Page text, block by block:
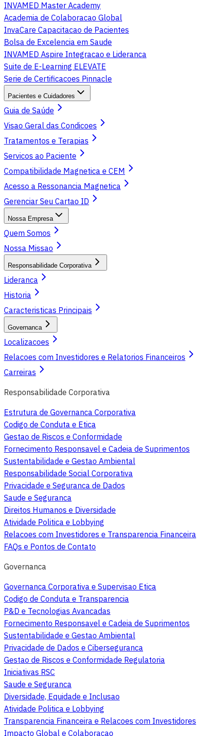
INVAMED Master Academy
Academia de Colaboracao Global
InvaCare Capacitacao de Pacientes
Bolsa de Excelencia em Saude
INVAMED Aspire Integracao e Lideranca
Suite de E-Learning ELEVATE
Serie de Certificacoes Pinnacle
Pacientes e Cuidadores
Guia de Saúde
Visao Geral das Condicoes
Tratamentos e Terapias
Servicos ao Paciente
Compatibilidade Magnetica e CEM
Acesso a Ressonancia Magnetica
Gerenciar Seu Cartao ID
Nossa Empresa
Quem Somos
Nossa Missao
Responsabilidade Corporativa
Lideranca
Historia
Caracteristicas Principais
Governanca
Localizacoes
Relacoes com Investidores e Relatorios Financeiros
Carreiras
Responsabilidade Corporativa
Estrutura de Governanca Corporativa
Codigo de Conduta e Etica
Gestao de Riscos e Conformidade
Fornecimento Responsavel e Cadeia de Suprimentos
Sustentabilidade e Gestao Ambiental
Responsabilidade Social Corporativa
Privacidade e Seguranca de Dados
Saude e Seguranca
Direitos Humanos e Diversidade
Atividade Politica e Lobbying
Relacoes com Investidores e Transparencia Financeira
FAQs e Pontos de Contato
Governanca
Governanca Corporativa e Supervisao Etica
Codigo de Conduta e Transparencia
P&D e Tecnologias Avancadas
Fornecimento Responsavel e Cadeia de Suprimentos
Sustentabilidade e Gestao Ambiental
Privacidade de Dados e Ciberseguranca
Gestao de Riscos e Conformidade Regulatoria
Iniciativas RSC
Saude e Seguranca
Diversidade, Equidade e Inclusao
Atividade Politica e Lobbying
Transparencia Financeira e Relacoes com Investidores
Impacto Global e Colaboracao